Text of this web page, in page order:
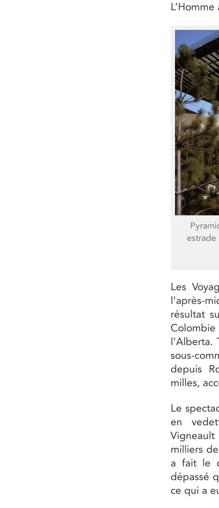
L’Homme
estrade
Les
l’après-
résultat
l’Alberta.
sous-
depuis
milles,
Le
en
milliers
a fait le
dépassé
ce qui a